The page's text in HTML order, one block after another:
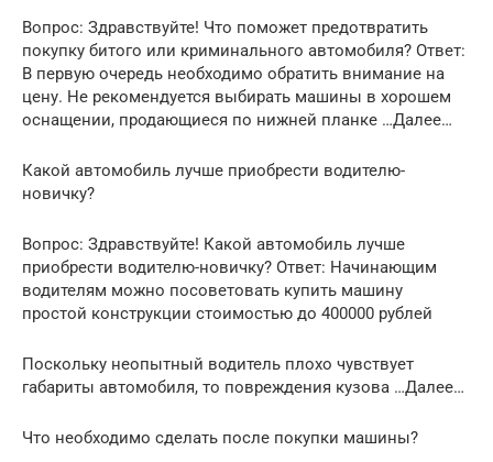
Вопрос: Здравствуйте! Что поможет предотвратить
покупку битого или криминального автомобиля? Ответ:
В первую очередь необходимо обратить внимание на
цену. Не рекомендуется выбирать машины в хорошем
оснащении, продающиеся по нижней планке …Далее…
Какой автомобиль лучше приобрести водителю-
новичку?
Вопрос: Здравствуйте! Какой автомобиль лучше
приобрести водителю-новичку? Ответ: Начинающим
водителям можно посоветовать купить машину
простой конструкции стоимостью до 400000 рублей
Поскольку неопытный водитель плохо чувствует
габариты автомобиля, то повреждения кузова …Далее…
Что необходимо сделать после покупки машины?